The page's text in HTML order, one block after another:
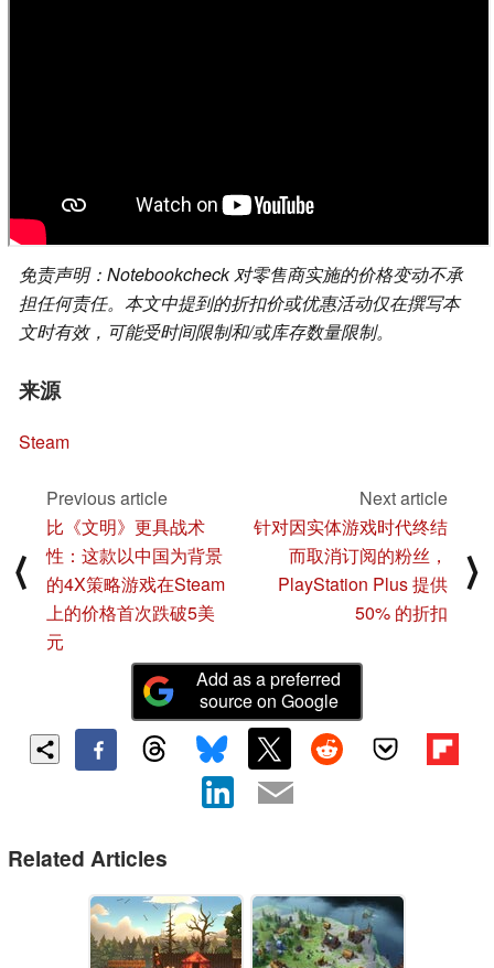
免责声明：Notebookcheck 对零售商实施的价格变动不承
担任何责任。本文中提到的折扣价或优惠活动仅在撰写本
文时有效，可能受时间限制和/或库存数量限制。
来源
Steam
⟨
Previous article
比《文明》更具战术
性：这款以中国为背景
的4X策略游戏在Steam
上的价格首次跌破5美
元
Next article
针对因实体游戏时代终结
而取消订阅的粉丝，
PlayStation Plus 提供
50% 的折扣
⟩
Add as a preferred
source on Google
Related Articles